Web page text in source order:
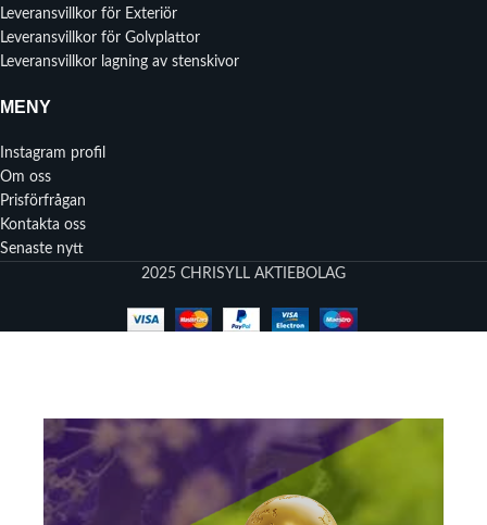
Leveransvillkor för Exteriör
Leveransvillkor för Golvplattor
Leveransvillkor lagning av stenskivor
MENY
Instagram profil
Om oss
Prisförfrågan
Kontakta oss
Senaste nytt
2025 CHRISYLL AKTIEBOLAG